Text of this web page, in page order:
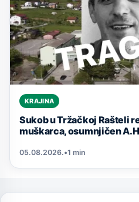
KRAJINA
Sukob u Tržačkoj Rašteli
muškarca, osumnjičen
05.08.2026.•1 min